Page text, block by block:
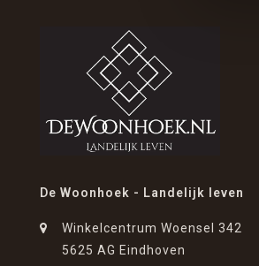
De Woonhoek - Landelijk leven
Winkelcentrum Woensel 342
5625 AG Eindhoven